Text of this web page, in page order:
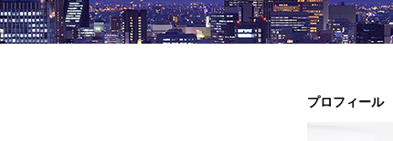
プロフィール